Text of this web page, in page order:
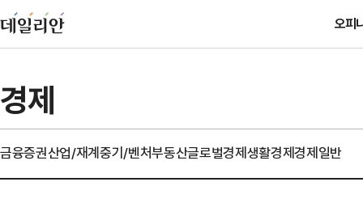
오피
경제
금융증권산업/재계중기/벤처부동산글로벌경제생활경제경제일반